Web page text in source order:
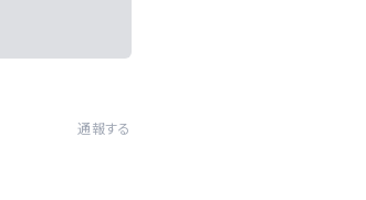
通報する